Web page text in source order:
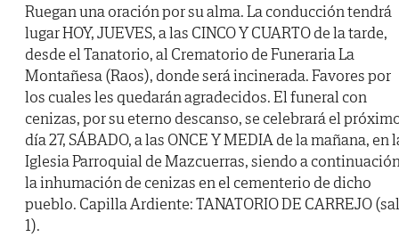
Ruegan una oración por su alma. La conducción tendrá
lugar HOY, JUEVES, a las CINCO Y CUARTO de la tarde,
desde el Tanatorio, al Crematorio de Funeraria La
Montañesa (Raos), donde será incinerada. Favores por
los cuales les quedarán agradecidos. El funeral con
cenizas, por su eterno descanso, se celebrará el
día 27, SÁBADO, a las ONCE Y MEDIA de la mañana, en
Iglesia Parroquial de Mazcuerras, siendo a
la inhumación de cenizas en el cementerio de dicho
pueblo. Capilla Ardiente: TANATORIO DE CARREJO
1).